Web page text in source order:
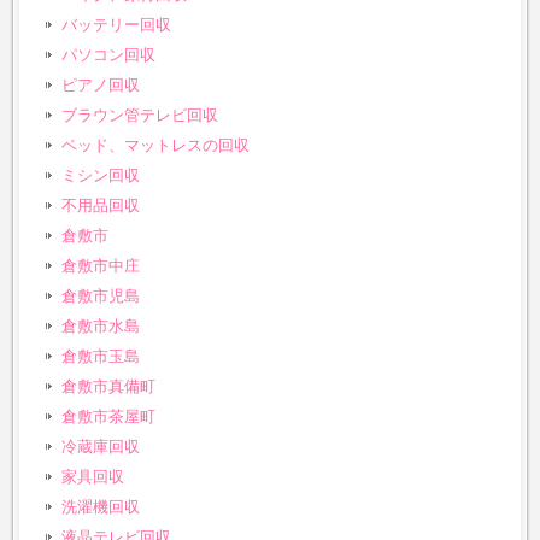
バッテリー回収
パソコン回収
ピアノ回収
ブラウン管テレビ回収
ベッド、マットレスの回収
ミシン回収
不用品回収
倉敷市
倉敷市中庄
倉敷市児島
倉敷市水島
倉敷市玉島
倉敷市真備町
倉敷市茶屋町
冷蔵庫回収
家具回収
洗濯機回収